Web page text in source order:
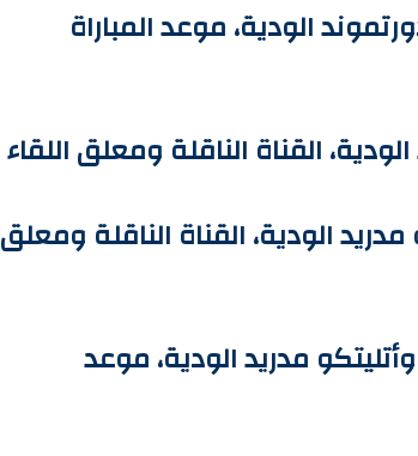
الودية، موعد المباراة
القناة الناقلة ومعلق اللقاء
الودية، القناة الناقلة ومعلق
مدريد الودية، موعد